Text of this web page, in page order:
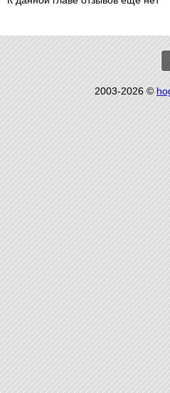
2003-2026 ©